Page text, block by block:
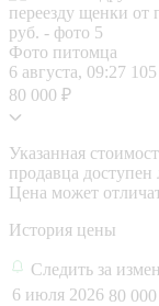
Фото питомца
6 августа, 09:27
80 000 ₽
Указанная
продавца
Цена может
История цены
Следить за
6 июля 2026 80